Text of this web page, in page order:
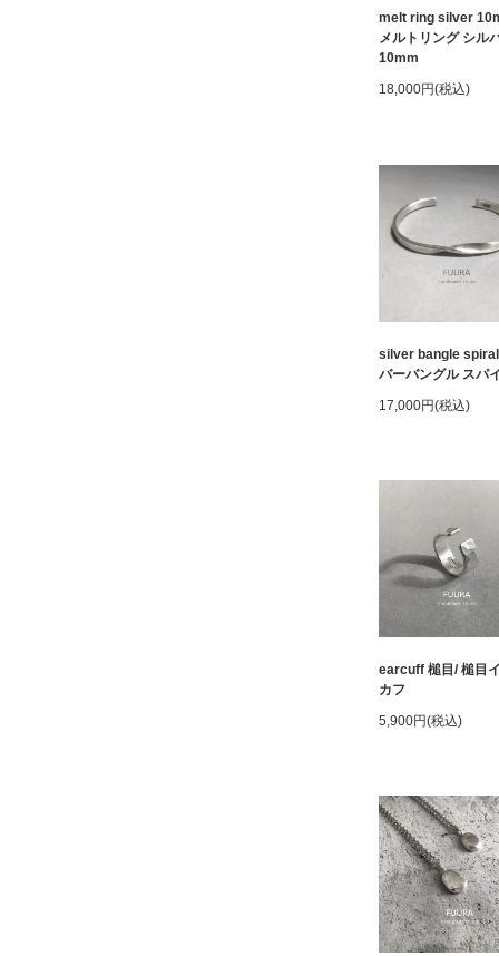
melt ring silver
メルトリング シル
10mm
18,000円(税込)
silver bangle spiral
バーバングル スパ
17,000円(税込)
earcuff 槌目/ 槌目
カフ
5,900円(税込)